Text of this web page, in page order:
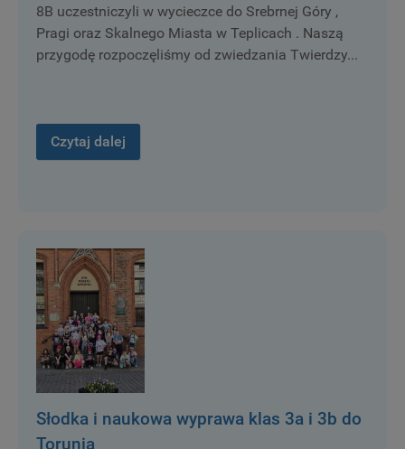
8B uczestniczyli w wycieczce do Srebrnej Góry ,
Pragi oraz Skalnego Miasta w Teplicach . Naszą
przygodę rozpoczęliśmy od zwiedzania Twierdzy...
Czytaj dalej
Słodka i naukowa wyprawa klas 3a i 3b do
Torunia